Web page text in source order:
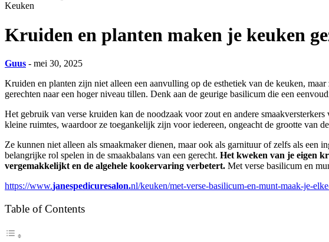
Keuken
Kruiden en planten maken je keuken
Guus - mei 30, 2025
Kruiden en planten zijn niet alleen een aanvulling op de esthetiek van de keuken,
gerechten naar een hoger niveau tillen. Denk aan de geurige basilicum die een
Het gebruik van verse kruiden kan de noodzaak voor zout en andere
kleine ruimtes, waardoor ze toegankelijk zijn voor iedereen, ongeacht de grootte van
Ze kunnen niet alleen als smaakmaker dienen, maar ook als garnituur of zelfs als een
belangrijke rol spelen in de smaakbalans van een gerecht. Het kweken van je eigen
vergemakkelijkt en de algehele kookervaring verbetert. Met verse basilicum en
https://www.janespedicuresalon.nl/keuken/met-verse-basilicum-en-munt-maak-je-
Table of Contents